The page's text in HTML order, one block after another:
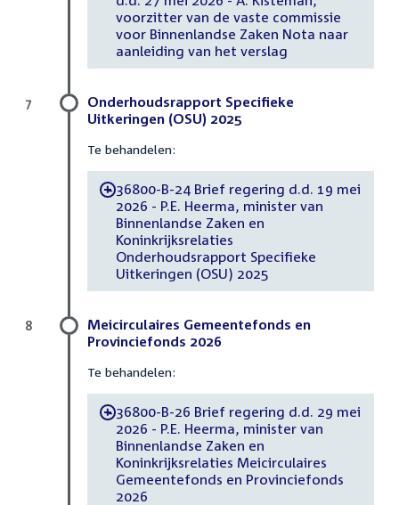
voorzitter van de vaste commissie
voor Binnenlandse Zaken Nota naar
aanleiding van het verslag
Onderhoudsrapport Specifieke
Uitkeringen (OSU) 2025
Te behandelen:
-36800-B-24 Brief regering d.d. 19 mei
2026 - P.E. Heerma, minister van
Binnenlandse Zaken en
Koninkrijksrelaties
Onderhoudsrapport Specifieke
Uitkeringen (OSU) 2025
7
Meicirculaires Gemeentefonds en
Provinciefonds 2026
Te behandelen:
-36800-B-26 Brief regering d.d. 29 mei
2026 - P.E. Heerma, minister van
Binnenlandse Zaken en
Koninkrijksrelaties Meicirculaires
Gemeentefonds en Provinciefonds
2026
8